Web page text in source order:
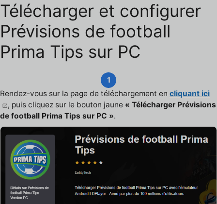
Télécharger et configurer
Prévisions de football
Prima Tips sur PC
1
Rendez-vous sur la page de téléchargement en cliquant ici
, puis cliquez sur le bouton jaune « Télécharger Prévisions
de football Prima Tips sur PC ».